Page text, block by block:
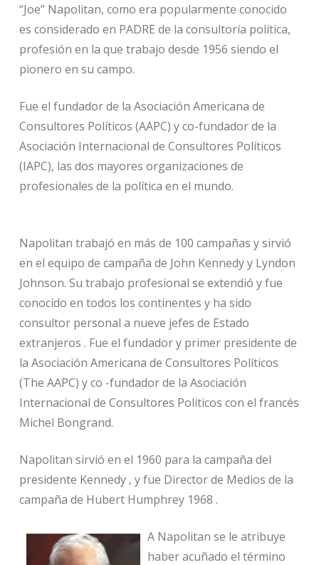
“Joe” Napolitan, como era popularmente conocido
es considerado en PADRE de la consultoría política,
profesión en la que trabajo desde 1956 siendo el
pionero en su campo.
Fue el fundador de la Asociación Americana de
Consultores Políticos (AAPC) y co-fundador de la
Asociación Internacional de Consultores Políticos
(IAPC), las dos mayores organizaciones de
profesionales de la política en el mundo.
Napolitan trabajó en más de 100 campañas y sirvió
en el equipo de campaña de John Kennedy y Lyndon
Johnson. Su trabajo profesional se extendió y fue
conocido en todos los continentes y ha sido
consultor personal a nueve jefes de Estado
extranjeros . Fue el fundador y primer presidente de
la Asociación Americana de Consultores Políticos
(The AAPC) y co -fundador de la Asociación
Internacional de Consultores Políticos con el francés
Michel Bongrand.
Napolitan sirvió en el 1960 para la campaña del
presidente Kennedy , y fue Director de Medios de la
campaña de Hubert Humphrey 1968 .
A Napolitan se le atribuye
haber acuñado el término